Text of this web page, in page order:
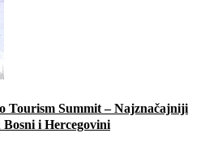
Tourism Summit – Najznačajniji
i Hercegovini